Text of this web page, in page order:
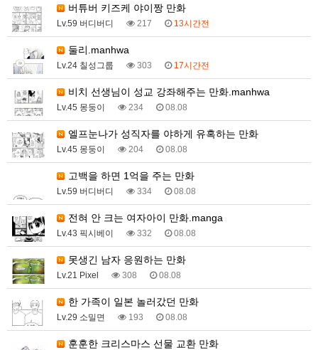
버튜버 키즈케 야이짱 만화
Lv.59 버디버디 217 13시간전
둘리.manhwa
Lv.24 칠성그룹 303 17시간전
비치 선생님이 성교 강좌해주는 만화.manhwa
Lv.45 몽둥이 234 08.08
엘프눈나가 성직자를 야하게 유혹하는 만화
Lv.45 몽둥이 204 08.08
고백을 하면 1억을 주는 만화
Lv.59 버디버디 334 08.08
전혀 안 크는 여자아이 만화.manga
Lv.43 픽시베이 332 08.08
못생긴 남자 응원하는 만화
Lv.21 Pixel 308 08.08
한 가족이 일본 놀러갔던 만화
Lv.29 소밀면 193 08.08
훈훈한 크리스마스 선물 교환 만화